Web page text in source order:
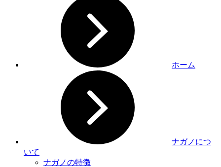
ホーム
ナガノにつ
いて
ナガノの特徴